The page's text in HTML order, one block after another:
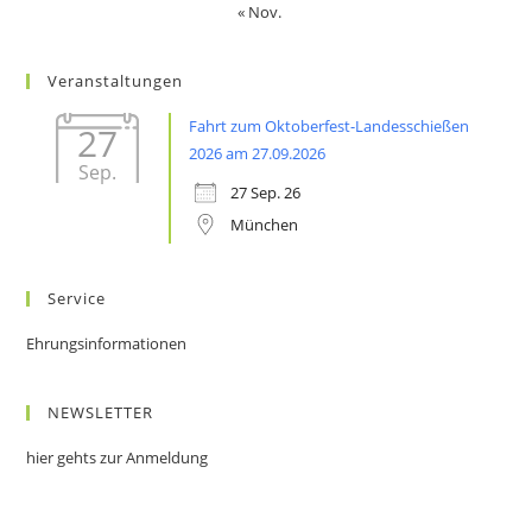
« Nov.
Veranstaltungen
27
Sep.
Fahrt zum Oktoberfest-Landesschießen
2026 am 27.09.2026
27 Sep. 26
München
Service
Ehrungsinformationen
NEWSLETTER
hier gehts zur Anmeldung